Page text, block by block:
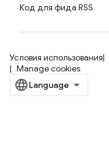
Код для фида RSS
Условия использования
Manage cookies